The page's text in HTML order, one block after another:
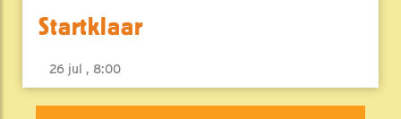
Startklaar
26 jul , 8:00